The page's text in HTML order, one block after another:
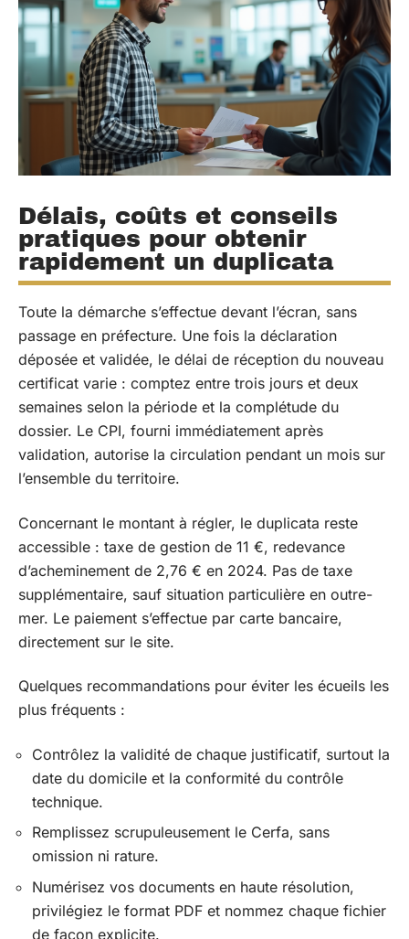
Délais, coûts et conseils
pratiques pour obtenir
rapidement un duplicata
Toute la démarche s’effectue devant l’écran, sans
passage en préfecture. Une fois la déclaration
déposée et validée, le délai de réception du nouveau
certificat varie : comptez entre trois jours et deux
semaines selon la période et la complétude du
dossier. Le CPI, fourni immédiatement après
validation, autorise la circulation pendant un mois sur
l’ensemble du territoire.
Concernant le montant à régler, le duplicata reste
accessible : taxe de gestion de 11 €, redevance
d’acheminement de 2,76 € en 2024. Pas de taxe
supplémentaire, sauf situation particulière en outre-
mer. Le paiement s’effectue par carte bancaire,
directement sur le site.
Quelques recommandations pour éviter les écueils les
plus fréquents :
Contrôlez la validité de chaque justificatif, surtout la
date du domicile et la conformité du contrôle
technique.
Remplissez scrupuleusement le Cerfa, sans
omission ni rature.
Numérisez vos documents en haute résolution,
privilégiez le format PDF et nommez chaque fichier
de façon explicite.